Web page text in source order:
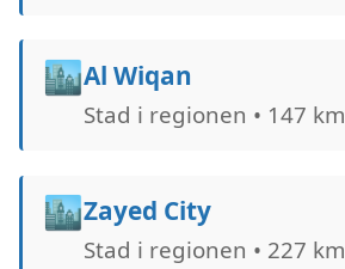
🏙️Al Wiqan
Stad i regionen • 147 km
🏙️Zayed City
Stad i regionen • 227 km